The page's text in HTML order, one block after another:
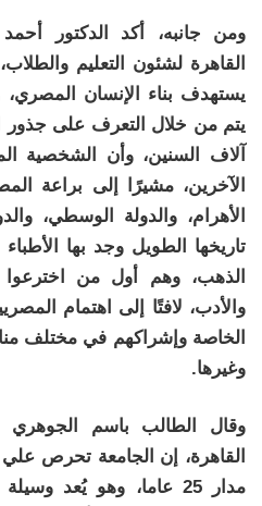
ومن جانبه، أكد الدكتور
القاهرة لشئون التعليم
يستهدف بناء الإنسان
يتم من خلال التعرف على جذور
آلاف السنين، وأن الشخصية
الآخرين، مشيرًا إلى براعة
الأهرام، والدولة الوسطي،
تاريخها الطويل وجد بها
الذهب، وهم أول من اخترعوا
والأدب، لافتًا إلى اهتمام
الخاصة وإشراكهم في مختلف
وغيرها.
وقال الطالب باسم
القاهرة، إن الجامعة تحرص
مدار 25 عاما، وهو يُعد